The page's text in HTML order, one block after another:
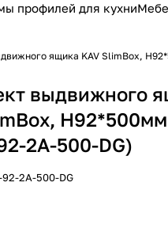
профилей для кухни
ящика KAV SlimBox,
выдвижного
2A-500-DG)
92-2A-500-DG